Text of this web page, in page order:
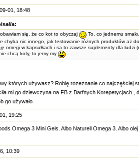
01, 18:48
a:
, obawiam się, że co kot to obyczaj
To, co jednemu
chyba nic innego, jak testowanie różnych produktów aż do
omegi w kapsułkach i sa to zawsze suplementy dla ludzi
chcą koty, to jemy my
których używasz? Robię rozeznanie co najczęściej
mi go dziewczyna na FB z Barfnych Korepetycjach ,
go używało.
19:25
Omega 3 Mini Gels. Albo Naturell Omega 3. Albo
10:39